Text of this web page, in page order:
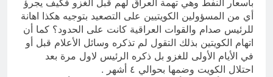
باسعار النفط وهي تهمة العراق لهم قبل الغزو فكيف يجرؤ
أي من المسؤولين الكويتيين على التصعيد بتوجيه هكذا اهانة
للرئيس صدام والقوات العراقية كانت على الحدود؟ كما أن
اتهام الكويتين بذلك التقول لم تذكره وسائل الأعلام قبل أو
في الأيام الأولى للغزو بل ذكره الرئيس لاول مرة بعد
احتلال الكويت وضمها بحوالي ٤ أشهر .